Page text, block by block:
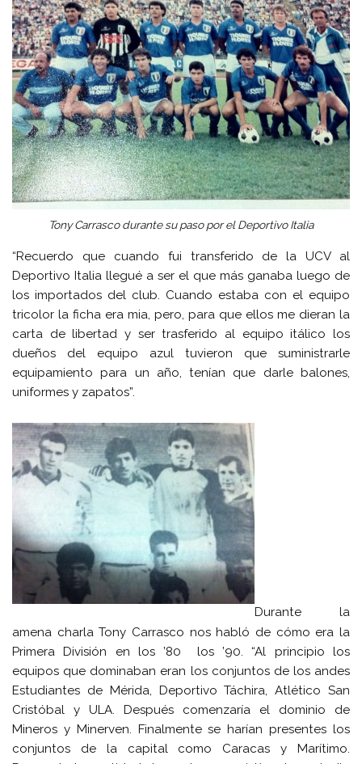
Tony Carrasco durante su paso por el Deportivo Italia
“Recuerdo que cuando fui transferido de la UCV al
Deportivo Italia llegué a ser el que más ganaba luego de
los importados del club. Cuando estaba con el equipo
tricolor la ficha era mia, pero, para que ellos me dieran la
carta de libertad y ser trasferido al equipo itálico los
dueños del equipo azul tuvieron que suministrarle
equipamiento para un año, tenían que darle balones,
uniformes y zapatos”.
Durante la
amena charla Tony Carrasco nos habló de cómo era la
Primera División en los ’80 los ’90. “Al principio los
equipos que dominaban eran los conjuntos de los andes
Estudiantes de Mérida, Deportivo Táchira, Atlético San
Cristóbal y ULA. Después comenzaría el dominio de
Mineros y Minerven. Finalmente se harían presentes los
conjuntos de la capital como Caracas y Marítimo.